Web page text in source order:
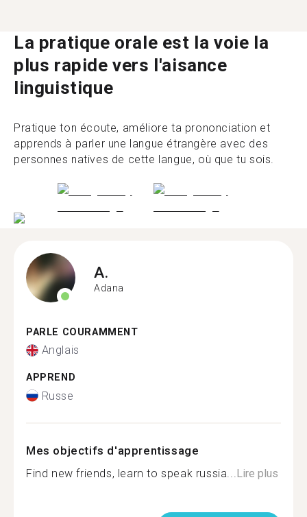
La pratique orale est la voie la
plus rapide vers l'aisance
linguistique
Pratique ton écoute, améliore ta prononciation et
apprends à parler une langue étrangère avec des
personnes natives de cette langue, où que tu sois.
A.
Adana
PARLE COURAMMENT
Anglais
APPREND
Russe
Mes objectifs d'apprentissage
Find new friends, learn to speak russia... Lire plus